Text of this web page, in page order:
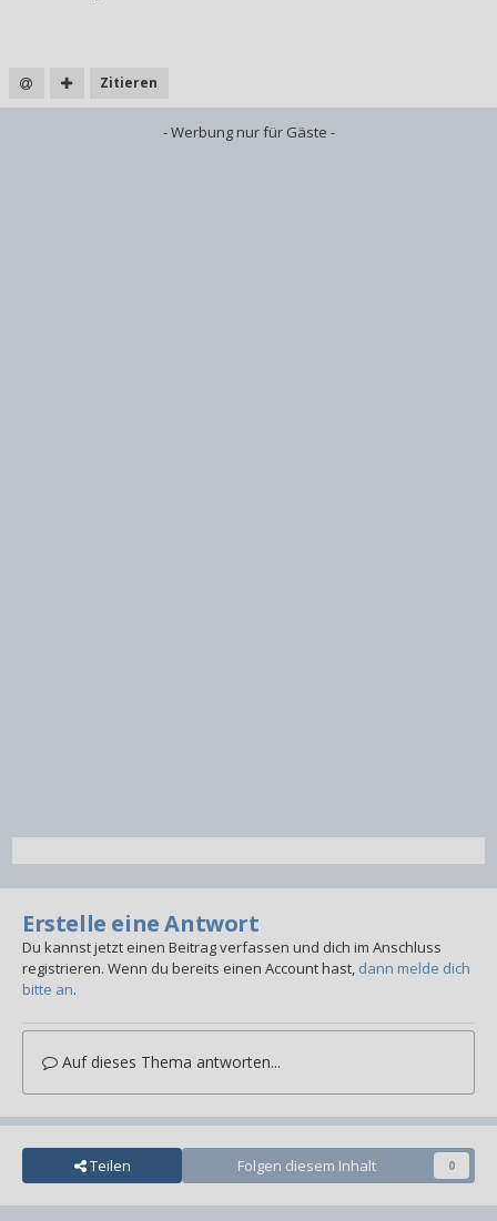
Zitieren
- Werbung nur für Gäste -
Erstelle eine Antwort
Du kannst jetzt einen Beitrag verfassen und dich im Anschluss
registrieren. Wenn du bereits einen Account hast, dann melde dich
bitte an.
Auf dieses Thema antworten...
Teilen Folgen diesem Inhalt 0